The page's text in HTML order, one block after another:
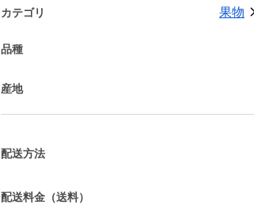
カテゴリ 果物
品種
産地
配送方法
配送料金（送料）